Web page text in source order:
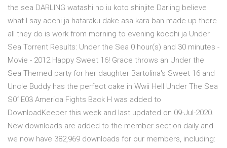
the sea DARLING watashi no iu koto shinjite Darling believe
what I say acchi ja hataraku dake asa kara ban made up there
all they do is work from morning to evening kocchi ja Under
Sea Torrent Results: Under the Sea 0 hour(s) and 30 minutes -
Movie - 2012 Happy Sweet 16! Grace throws an Under the
Sea Themed party for her daughter Bartolina's Sweet 16 and
Uncle Buddy has the perfect cake in Wwii Hell Under The Sea
S01E03 America Fights Back H was added to
DownloadKeeper this week and last updated on 09-Jul-2020.
New downloads are added to the member section daily and
we now have 382,969 downloads for our members, including: